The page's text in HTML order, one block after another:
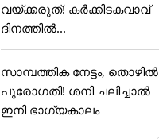
വയ്ക്കരുത്! കർക്കിടകവാവ്
ദിനത്തിൽ...
സാമ്പത്തിക നേട്ടം, തൊഴിൽ
പുരോഗതി! ശനി ചലിച്ചാൽ
ഇനി ഭാഗ്യകാലം